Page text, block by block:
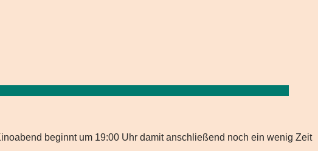
beginnt um 19:00 Uhr damit anschließend noch ein wenig Zeit